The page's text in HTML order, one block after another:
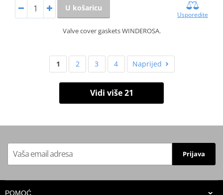
U košaricu
Usporedite
Valve cover gaskets WINDEROSA.
1 2 3 4 Naprijed
Vidi više 21
Prijava
POMOĆ